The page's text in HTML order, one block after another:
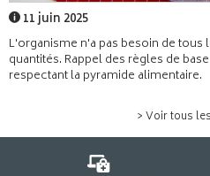
11 juin 2025
L'organisme n'a pas besoin de
quantités. Rappel des règles de
respectant la pyramide alimentaire.
> Voir tous